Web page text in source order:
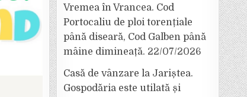
Vremea în Vrancea. Cod
Portocaliu de ploi torențiale
până diseară, Cod Galben până
mâine dimineață. 22/07/2026
Casă de vânzare la Jariștea.
Gospodăria este utilată și